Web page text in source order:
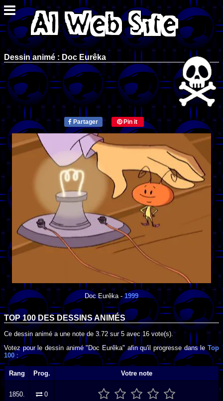
Dessin animé : Doc Eurêka
Partager Pin it
Doc Eurêka -1999
TOP 100 DES DESSINS ANIMÉS
Ce dessin animé a une note de 3.72sur5 avec16 vote(s).
Votez pour le dessin animé "Doc Eurêka" afin qu'il progresse dans le Top
100 :
Rang Prog. Votre note
1850. 0